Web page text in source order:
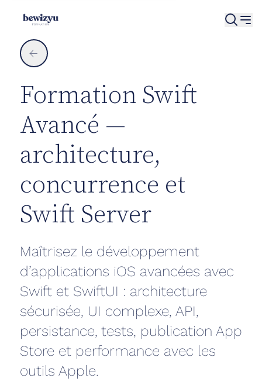
←
Formation Swift
Avancé —
architecture,
concurrence et
Swift Server
Maîtrisez le développement
d’applications iOS avancées avec
Swift et SwiftUI : architecture
sécurisée, UI complexe, API,
persistance, tests, publication App
Store et performance avec les
outils Apple.
Panneau de gestion des cookies